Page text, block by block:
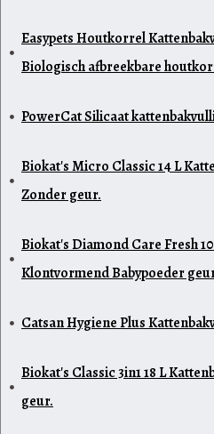
Easypets Houtkorrel
Biologisch afbreekbare
PowerCat Silicaat
Biokat's Micro Classic 14 L
Zonder geur.
Biokat's Diamond Care Fresh
Klontvormend Babypoeder
Catsan Hygiene Plus
Biokat's Classic 3in1 18 L
geur.